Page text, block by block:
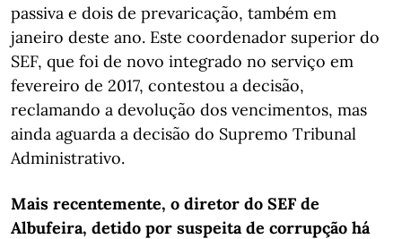
passiva e dois de prevaricação, também em
janeiro deste ano. Este coordenador superior do
SEF, que foi de novo integrado no serviço em
fevereiro de 2017, contestou a decisão,
reclamando a devolução dos vencimentos, mas
ainda aguarda a decisão do Supremo Tribunal
Administrativo.
Mais recentemente, o diretor do SEF de
Albufeira, detido por suspeita de corrupção há